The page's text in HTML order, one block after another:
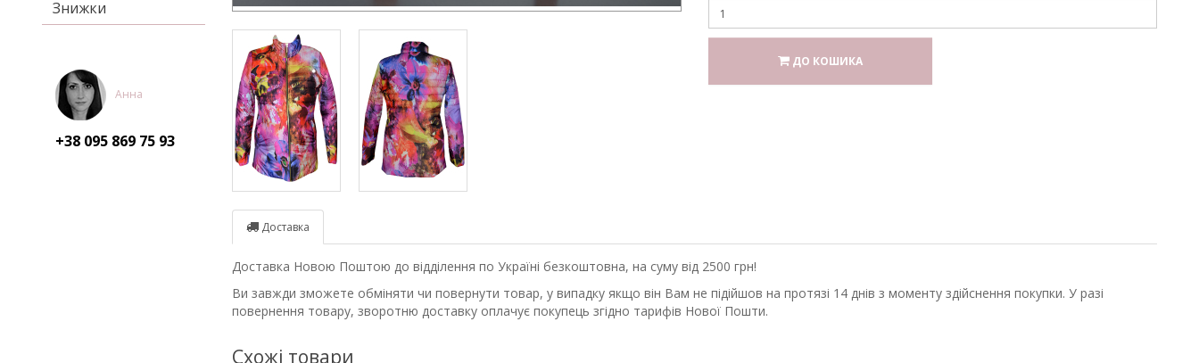
Знижки
Анна
+38 095 869 75 93
ДО КОШИКА
Доставка
Доставка Новою Поштою до відділення по Україні безкоштовна, на суму від 2500 грн!
Ви завжди зможете обміняти чи повернути товар, у випадку якщо він Вам не підійшов на протязі 14 днів з моменту здійснення покупки. У разі
повернення товару, зворотню доставку оплачує покупець згідно тарифів Нової Пошти.
Схожі товари